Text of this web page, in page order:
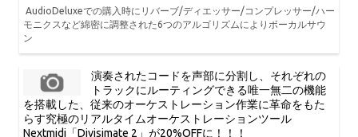
AudioDeluxeでの購入時にリバーブ/ディエッサー/コンプレッサー/ハー
モニクスなど綿密に調整された6つのアルゴリズムによりボーカルサウ
ン
演奏されたコードを声部に分割し、それぞれの
トラックにルーティングできる唯一無二の機能
を搭載した、従来のオーケストレーション作業に革命をもた
らす究極のリアルタイムオーケストレーションツール
Nextmidi「Divisimate 2」が20%OFFに！！！